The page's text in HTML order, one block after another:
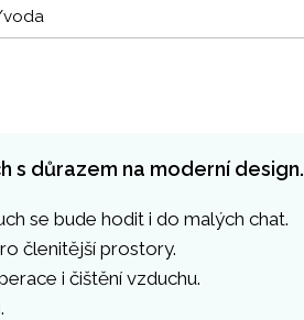
s důrazem na moderní design.
se bude hodit i do malých chat.
členitější prostory.
i čištění vzduchu.